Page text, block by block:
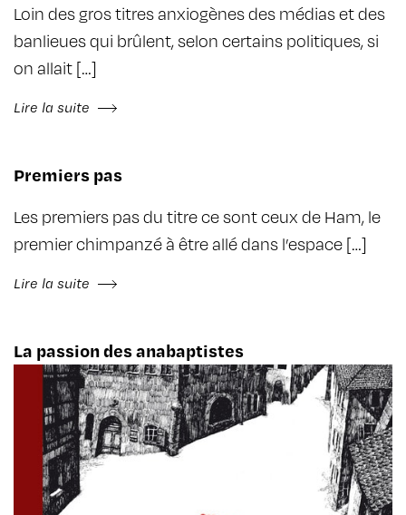
Loin des gros titres anxiogènes des médias et des
banlieues qui brûlent, selon certains politiques, si
on allait […]
Lire la suite
Premiers pas
Les premiers pas du titre ce sont ceux de Ham, le
premier chimpanzé à être allé dans l’espace […]
Lire la suite
La passion des anabaptistes